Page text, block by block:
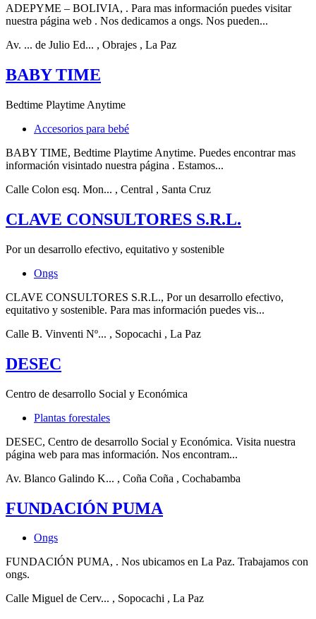
ADEPYME – BOLIVIA, . Para mas información puedes visitar
nuestra página web . Nos dedicamos a ongs. Nos pueden...
Av. ... de Julio Ed... , Obrajes , La Paz
BABY TIME
Bedtime Playtime Anytime
Accesorios para bebé
BABY TIME, Bedtime Playtime Anytime. Puedes encontrar mas
información visintado nuestra página . Estamos...
Calle Colon esq. Mon... , Central , Santa Cruz
CLAVE CONSULTORES S.R.L.
Por un desarrollo efectivo, equitativo y sostenible
Ongs
CLAVE CONSULTORES S.R.L., Por un desarrollo efectivo,
equitativo y sostenible. Para mas información puedes vis...
Calle B. Vinventi Nº... , Sopocachi , La Paz
DESEC
Centro de desarrollo Social y Económica
Plantas forestales
DESEC, Centro de desarrollo Social y Económica. Visita nuestra
página web para mas información. Nos encontram...
Av. Blanco Galindo K... , Coña Coña , Cochabamba
FUNDACIÓN PUMA
Ongs
FUNDACIÓN PUMA, . Nos ubicamos en La Paz. Trabajamos con
ongs.
Calle Miguel de Cerv... , Sopocachi , La Paz